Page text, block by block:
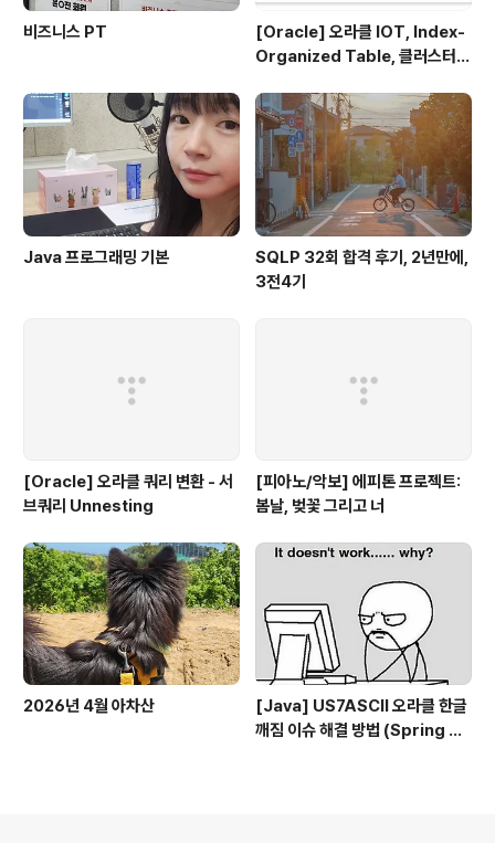
비즈니스 PT
[Oracle] 오라클 IOT, Index-
Organized Table, 클러스터
Java 프로그래밍 기본
SQLP 32회 합격 후기, 2년만에,
3전4기
[Oracle] 오라클 쿼리 변환 - 서
브쿼리 Unnesting
[피아노/악보] 에피톤 프로젝트:
봄날, 벚꽃 그리고 너
2026년 4월 아차산
[Java] US7ASCII 오라클 한글
깨짐 이슈 해결 방법 (Spring bo